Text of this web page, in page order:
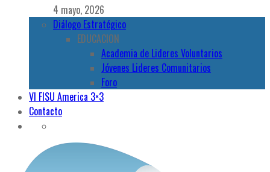
4 mayo, 2026
Diálogo Estratégico
EDUCACION
Academia de Lideres Voluntarios
Jóvenes Lideres Comunitarios
Foro
VI FISU America 3×3
Contacto